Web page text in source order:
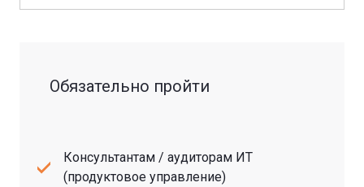
Обязательно пройти
Консультантам / аудиторам ИТ
(продуктовое управление)